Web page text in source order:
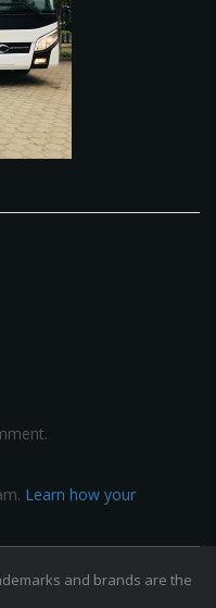
Learn how your
and brands are the